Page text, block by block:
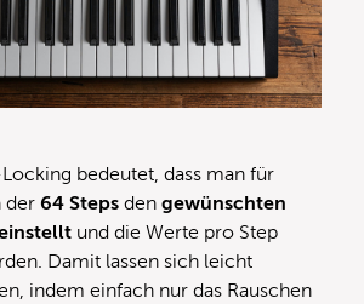
bedeutet, dass man für
der 64 Steps den gewünschten
und die Werte pro Step
Damit lassen sich leicht
indem einfach nur das Rauschen